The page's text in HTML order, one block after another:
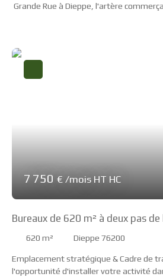
Grande Rue à Dieppe, l'artère
125 m² constitue un avantage rare en
7 750 € /mois HT HC
Bureaux de 620 m² à deux pas
620 m² Dieppe 76200
Emplacement stratégique & Cadre de
l'opportunité d'installer votre activité